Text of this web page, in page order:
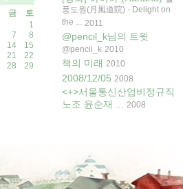
금
토
1
7
8
14
15
21
22
28
29
풍도원(月風道院) - Delight on
the ... 2011
@pencil_k님의 트윗
@pencil_k 2010
책의 미래 2010
2008/12/05 2008
<+>서울통신산업비정규직
노조 윤순재 ...
2008